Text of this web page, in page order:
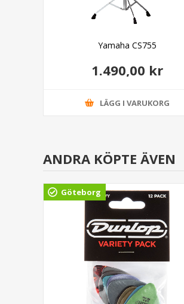
Yamaha CS755
1.490,00 kr
LÄGG I VARUKORG
ANDRA KÖPTE ÄVEN
Göteborg